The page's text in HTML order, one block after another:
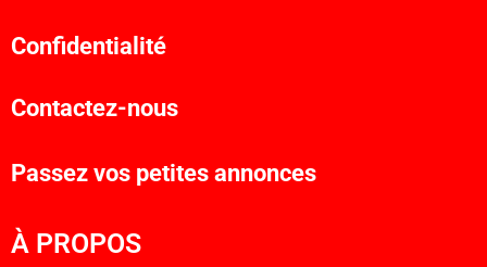
Confidentialité
Contactez-nous
Passez vos petites annonces
À PROPOS